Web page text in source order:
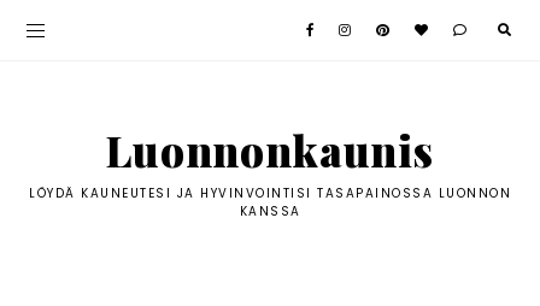
Luonnonkaunis
LÖYDÄ KAUNEUTESI JA HYVINVOINTISI TASAPAINOSSA LUONNON
KANSSA